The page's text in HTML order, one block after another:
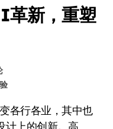
革新，重塑